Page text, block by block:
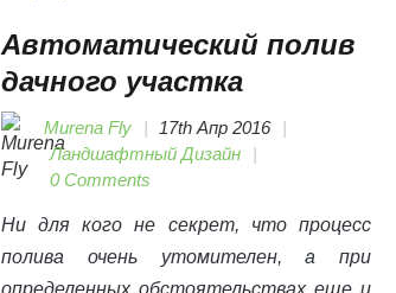
Автоматический полив
дачного участка
Murena Fly
17th Апр 2016
Ландшафтный Дизайн
0 Comments
Ни для кого не секрет, что процесс
полива очень утомителен, а при
определенных обстоятельствах еще и